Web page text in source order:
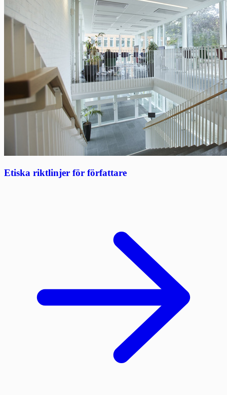
Etiska riktlinjer för författare